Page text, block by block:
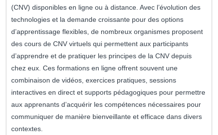
(CNV) disponibles en ligne ou à distance. Avec l’évolution des
technologies et la demande croissante pour des options
d’apprentissage flexibles, de nombreux organismes proposent
des cours de CNV virtuels qui permettent aux participants
d’apprendre et de pratiquer les principes de la CNV depuis
chez eux. Ces formations en ligne offrent souvent une
combinaison de vidéos, exercices pratiques, sessions
interactives en direct et supports pédagogiques pour permettre
aux apprenants d’acquérir les compétences nécessaires pour
communiquer de manière bienveillante et efficace dans divers
contextes.